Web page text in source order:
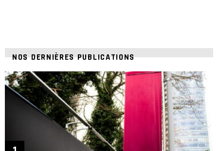
NOS DERNIÈRES PUBLICATIONS